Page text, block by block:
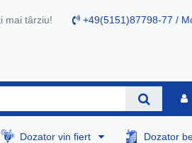
mai târziu! +49(5151)87798-77 /
Dozator vin fiert Dozator